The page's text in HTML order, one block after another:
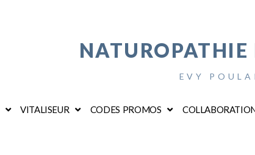
EVY
VITALISEUR CODES PROMOS